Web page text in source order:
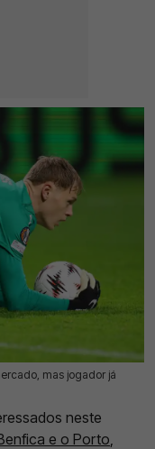
mas jogador já
neste
e o Porto